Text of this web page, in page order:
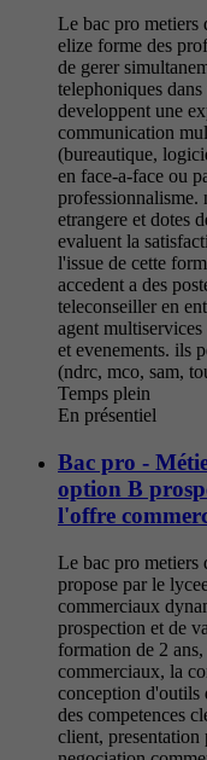
Le bac pro metiers
elize forme des
de gerer
telephoniques
developpent une
communication
(bureautique,
en face-a-face ou
professionnalisme.
etrangere et dotes
evaluent la
l'issue de cette
accedent a des
teleconseiller en
agent
et evenements. ils
(ndrc, mco, sam,
Temps plein
En présentiel
Bac pro -
option B
l'offre
Le bac pro metiers
propose par le
commerciaux
prospection et de
formation de 2
commerciaux, la
conception d'outils
des competences
client, presentation